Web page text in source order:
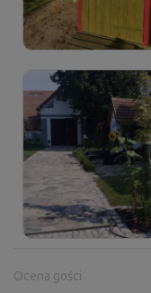
Ocena gości